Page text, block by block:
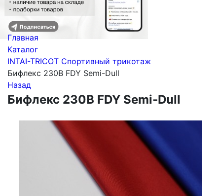
Главная
Каталог
INTAI-TRICOT Спортивный трикотаж
Бифлекс 230B FDY Semi-Dull
Назад
Бифлекс 230B FDY Semi-Dull